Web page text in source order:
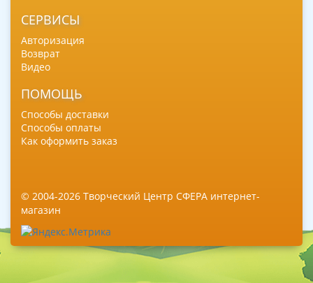
СЕРВИСЫ
Авторизация
Возврат
Видео
ПОМОЩЬ
Способы доставки
Способы оплаты
Как оформить заказ
© 2004-2026 Творческий Центр СФЕРА интернет-
магазин